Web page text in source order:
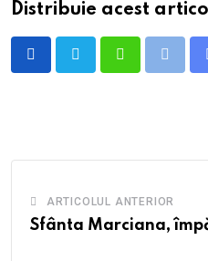
Distribuie acest
ARTICOLUL ANTERIOR
Sfânta Marciana,